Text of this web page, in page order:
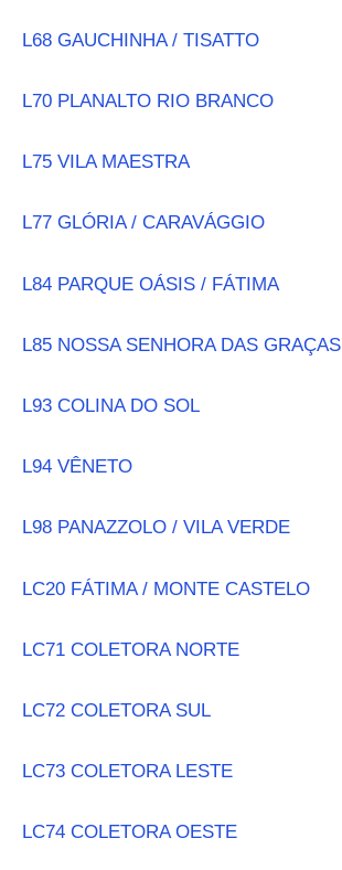
L68 GAUCHINHA / TISATTO
L70 PLANALTO RIO BRANCO
L75 VILA MAESTRA
L77 GLÓRIA / CARAVÁGGIO
L84 PARQUE OÁSIS / FÁTIMA
L85 NOSSA SENHORA DAS GRAÇAS
L93 COLINA DO SOL
L94 VÊNETO
L98 PANAZZOLO / VILA VERDE
LC20 FÁTIMA / MONTE CASTELO
LC71 COLETORA NORTE
LC72 COLETORA SUL
LC73 COLETORA LESTE
LC74 COLETORA OESTE